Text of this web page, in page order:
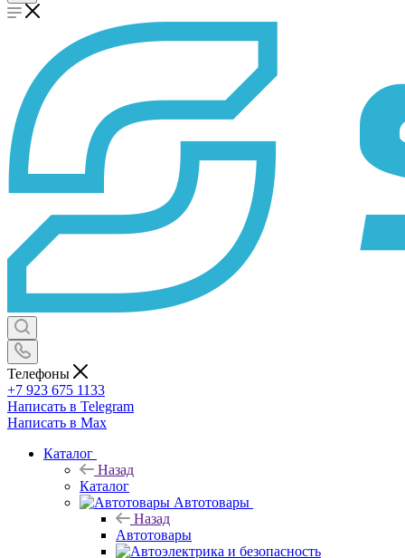
Телефоны
+7 923 675 1133
Написать в Telegram
Написать в Max
Каталог
Назад
Каталог
Автотовары
Назад
Автотовары